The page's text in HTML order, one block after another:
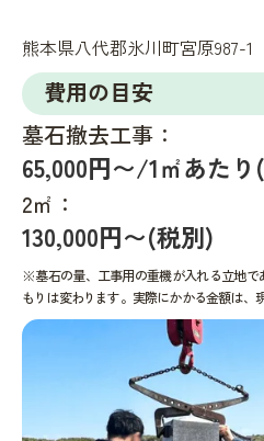
熊本県八代郡氷川町宮原987-1
費用の目安
墓石撤去工事：
65,000円〜/1㎡あた
2㎡：
130,000円〜(税別)
※墓石の量、工事用の重機が入れる立地で
もりは変わります。実際にかかる金額は、